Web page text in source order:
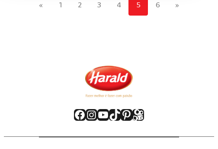
« 1 2 3 4 5 6 »
Facebook
Instagram
Youtube
TikTok
Pinterest
Kwai